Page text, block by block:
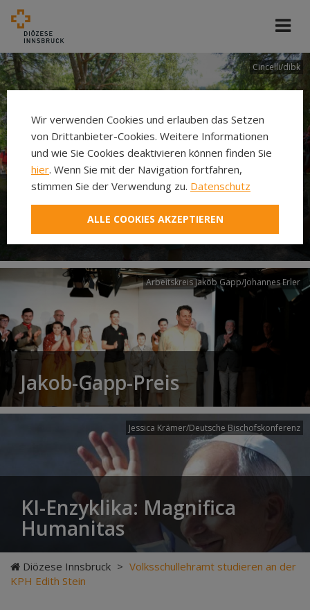
Cincelli/dibk
Neuer Pilgerweg Via
Laudato si’
Arbeitskreis Jakob Gapp/Johannes Erler
Jakob-Gapp-Preis
Jessica Krämer/Deutsche Bischofskonferenz
KI-Enzyklika: Magnifica
Humanitas
Diözese Innsbruck > Volksschullehramt studieren an der
KPH Edith Stein
Wir verwenden Cookies und erlauben das Setzen
von Drittanbieter-Cookies. Weitere Informationen
und wie Sie Cookies deaktivieren können finden Sie
hier. Wenn Sie mit der Navigation fortfahren,
stimmen Sie der Verwendung zu. Datenschutz
ALLE COOKIES AKZEPTIEREN